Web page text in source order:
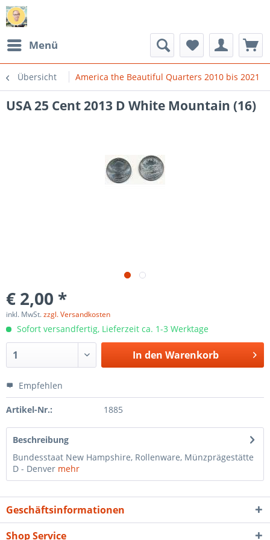
Menü
Übersicht America the Beautiful Quarters 2010 bis 2021
USA 25 Cent 2013 D White Mountain (16)
€ 2,00 *
inkl. MwSt.zzgl. Versandkosten
Sofort versandfertig, Lieferzeit ca. 1-3 Werktage
In den Warenkorb
Empfehlen
Artikel-Nr.: 1885
Beschreibung
Bundesstaat New Hampshire, Rollenware, Münzprägestätte
D - Denver mehr
Geschäftsinformationen
Shop Service